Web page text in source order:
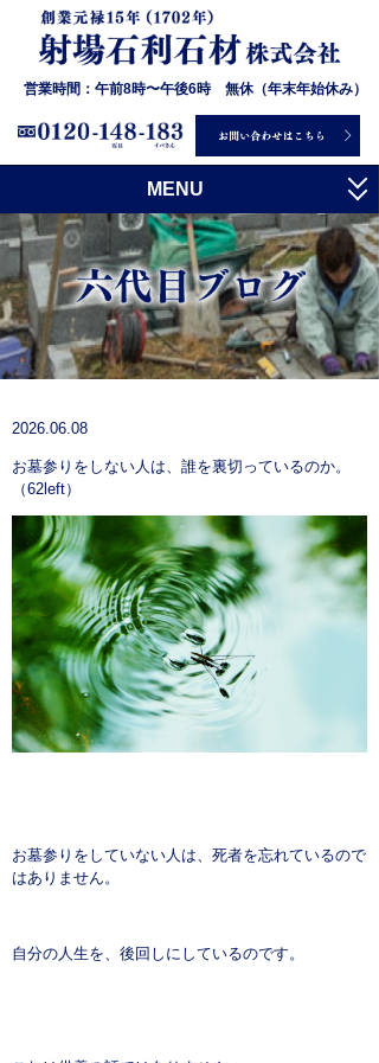
営業時間：午前8時〜午後6時 無休（年末年始休み）
MENU
トップ
射場石利石材について
お墓について
石について
施工事例
お客様の声
会社概要
よくある質問
お問い合わせ
2026.06.08
お墓参りをしない人は、誰を裏切っているのか。
（62left）
お墓参りをしていない人は、死者を忘れているので
はありません。
自分の人生を、後回しにしているのです。